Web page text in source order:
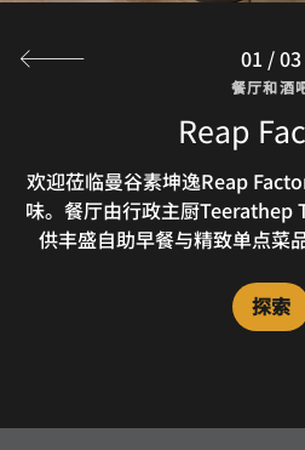
餐厅和酒
Reap
欢迎莅临曼谷素坤逸Reap
味。餐厅由行政主厨
供丰盛自助早餐与精致单点菜
探索
餐厅和酒
Cool !t
我们的素坤逸屋顶酒吧氛围轻
品，让您惬
探索
餐厅和酒
Twenty
欢迎到 Twenty & One 享用美
处时尚场地，日间是氛围闲适的
迷人的酒廊，备受鸡尾酒
探索
01 /03